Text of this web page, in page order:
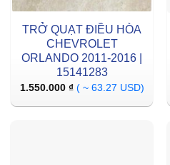
TRỞ QUẠT ĐIỀU HÒA
CHEVROLET
ORLANDO 2011-2016 |
15141283
1.550.000 ₫ ( ~ 63.27 USD)